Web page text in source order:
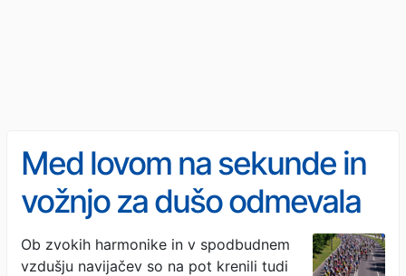
Med lovom na sekunde in
vožnjo za dušo odmevala
Golica
Ob zvokih harmonike in v spodbudnem
vzdušju navijačev so na pot krenili tudi